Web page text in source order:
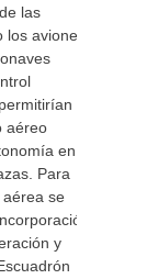
las
aviones
aéreo
en la
Para
se
y